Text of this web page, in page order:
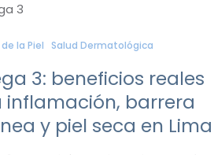
la Piel Salud Dermatológica
3: beneficios reales
inflamación, barrera
y piel seca en Lima